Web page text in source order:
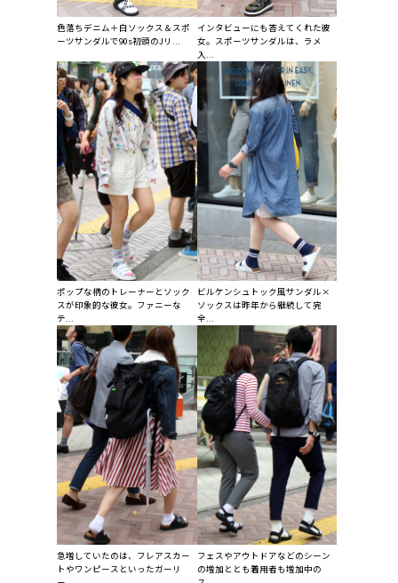
色落ちデニム＋白ソックス＆スポ
ーツサンダルで90s初頭のJリ...
インタビューにも答えてくれた彼
女。スポーツサンダルは、ラメ
入...
ポップな柄のトレーナーとソック
スが印象的な彼女。ファニーな
テ...
ビルケンシュトック風サンダル×
ソックスは昨年から継続して完
全...
急増していたのは、フレアスカー
トやワンピースといったガーリ
フェスやアウトドアなどのシーン
の増加ととも着用者も増加中の